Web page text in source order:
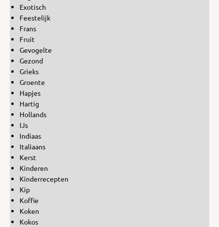
Exotisch
Feestelijk
Frans
Fruit
Gevogelte
Gezond
Grieks
Groente
Hapjes
Hartig
Hollands
IJs
Indiaas
Italiaans
Kerst
Kinderen
Kinderrecepten
Kip
Koffie
Koken
Kokos